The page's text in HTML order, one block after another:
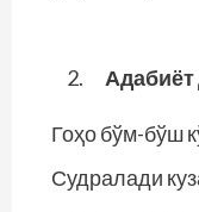
Адабиёт
Гоҳо бўм-бўш
Судралади